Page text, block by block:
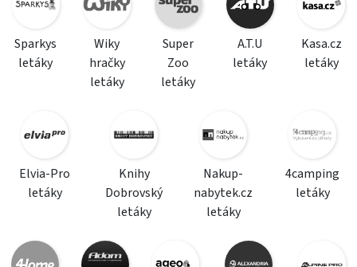
Sparkys
letáky
Wiky
hračky
letáky
Super
Zoo
letáky
A.T.U
letáky
Kasa.cz
letáky
Elvia-Pro
letáky
Knihy
Dobrovský
letáky
Nakup-
nabytek.cz
letáky
4camping
letáky